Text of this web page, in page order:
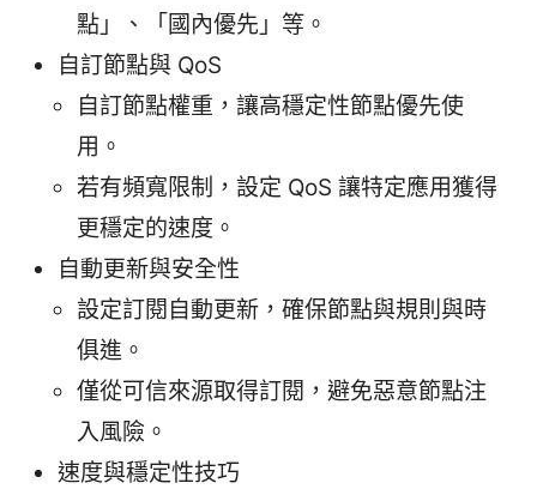
點」、「國內優先」等。
自訂節點與 QoS
自訂節點權重，讓高穩定性節點優先使
用。
若有頻寬限制，設定 QoS 讓特定應用獲得
更穩定的速度。
自動更新與安全性
設定訂閱自動更新，確保節點與規則與時
俱進。
僅從可信來源取得訂閱，避免惡意節點注
入風險。
速度與穩定性技巧